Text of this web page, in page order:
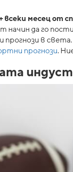
всеки месец от
да го
прогнози в
прогнози.